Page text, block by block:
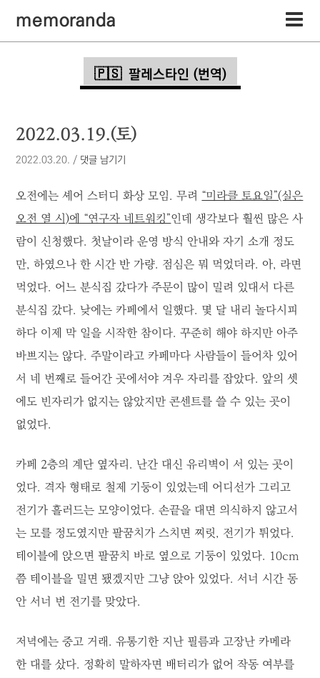
memoranda
팔레스타인 (번역)
2022.03.19.(토)
2022.03.20. / 댓글 남기기
오전에는 셰어 스터디 화상 모임. 무려“미라클 토요일”(실은
오전 열 시)에 “연구자 네트워킹”인데 생각보다 훨씬 많은 사
람이 신청했다. 첫날이라 운영 방식 안내와 자기 소개 정도
만, 하였으나 한 시간 반 가량. 점심은 뭐 먹었더라. 아, 라면
먹었다. 어느 분식집 갔다가 주문이 많이 밀려 있대서 다른
분식집 갔다. 낮에는 카페에서 일했다. 몇 달 내리 놀다시피
하다 이제 막 일을 시작한 참이다. 꾸준히 해야 하지만 아주
바쁘지는 않다. 주말이라고 카페마다 사람들이 들어차 있어
서 네 번째로 들어간 곳에서야 겨우 자리를 잡았다. 앞의 셋
에도 빈자리가 없지는 않았지만 콘센트를 쓸 수 있는 곳이
없었다.
카페 2층의 계단 옆자리. 난간 대신 유리벽이 서 있는 곳이
었다. 격자 형태로 철제 기둥이 있었는데 어디선가 그리고
전기가 흘러드는 모양이었다. 손끝을 대면 의식하지 않고서
는 모를 정도였지만 팔꿈치가 스치면 찌릿, 전기가 튀었다.
테이블에 앉으면 팔꿈치 바로 옆으로 기둥이 있었다. 10cm
쯤 테이블을 밀면 됐겠지만 그냥 앉아 있었다. 서너 시간 동
안 서너 번 전기를 맞았다.
저녁에는 중고 거래. 유통기한 지난 필름과 고장난 카메라
한 대를 샀다. 정확히 말하자면 배터리가 없어 작동 여부를